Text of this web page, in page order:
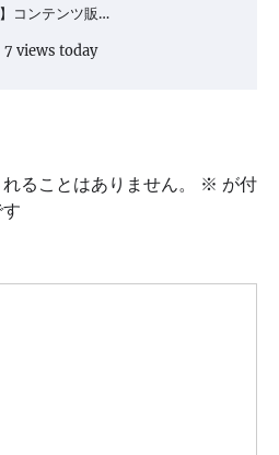
コンテンツ販…
views today
ることはありません。 ※ が付